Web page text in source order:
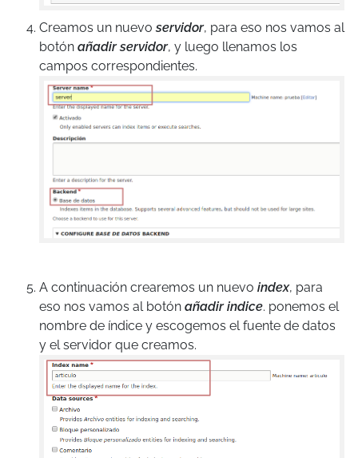
Creamos un nuevoservidor, para eso nos vamos al
botón añadir servidor, y luego llenamos los
campos correspondientes.
A continuación crearemos un nuevo index, para
eso nos vamos al botón añadir indice. ponemos el
nombre de índice y escogemos el fuente de datos
y el servidor que creamos.